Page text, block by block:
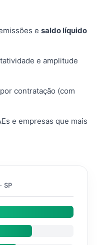
e saldo líquido
e amplitude
por contratação (com
e empresas que mais
SP